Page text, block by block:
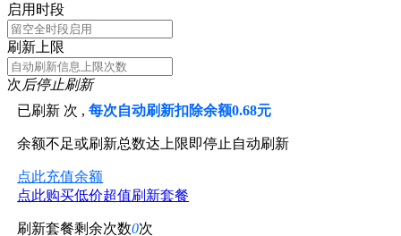
启用时段
刷新上限
次后停止刷新
已刷新 次 ,每次自动刷新扣除余额0.68元
余额不足或刷新总数达上限即停止自动刷新
点此充值余额
点此购买低价超值刷新套餐
刷新套餐剩余次数0次